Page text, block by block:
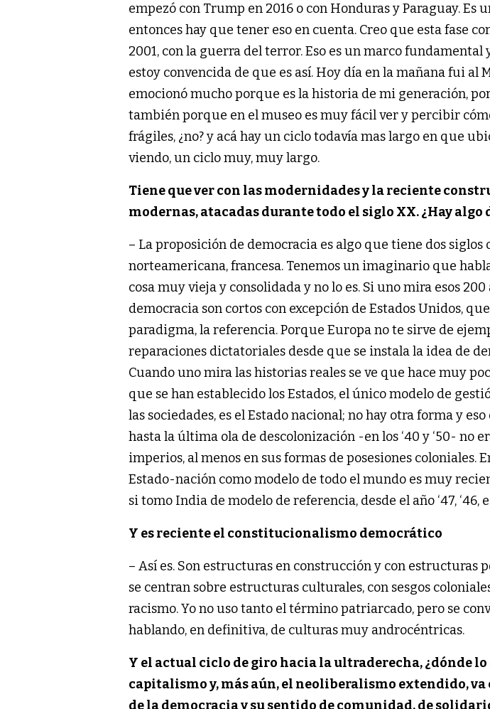
empezó con Trump en 2016 o con Honduras y Paraguay. Es
entonces hay que tener eso en cuenta. Creo que esta fase
2001, con la guerra del terror. Eso es un marco fundamental
estoy convencida de que es así. Hoy día en la mañana fui al
emocionó mucho porque es la historia de mi generación,
también porque en el museo es muy fácil ver y percibir
frágiles, ¿no? y acá hay un ciclo todavía mas largo en que
viendo, un ciclo muy, muy largo.
Tiene que ver con las modernidades y la reciente
modernas, atacadas durante todo el siglo XX. ¿Hay algo
– La proposición de democracia es algo que tiene dos siglos
norteamericana, francesa. Tenemos un imaginario que
cosa muy vieja y consolidada y no lo es. Si uno mira esos 200
democracia son cortos con excepción de Estados Unidos,
paradigma, la referencia. Porque Europa no te sirve de
reparaciones dictatoriales desde que se instala la idea de
Cuando uno mira las historias reales se ve que hace muy
que se han establecido los Estados, el único modelo de
las sociedades, es el Estado nacional; no hay otra forma y
hasta la última ola de descolonización -en los ‘40 y ‘50- no
imperios, al menos en sus formas de posesiones coloniales.
Estado-nación como modelo de todo el mundo es muy
si tomo India de modelo de referencia, desde el año ‘47, ‘46,
Y es reciente el constitucionalismo democrático
– Así es. Son estructuras en construcción y con estructuras
se centran sobre estructuras culturales, con sesgos
racismo. Yo no uso tanto el término patriarcado, pero se
hablando, en definitiva, de culturas muy androcéntricas.
Y el actual ciclo de giro hacia la ultraderecha, ¿dónde
capitalismo y, más aún, el neoliberalismo extendido,
de la democracia y su sentido de comunidad, de